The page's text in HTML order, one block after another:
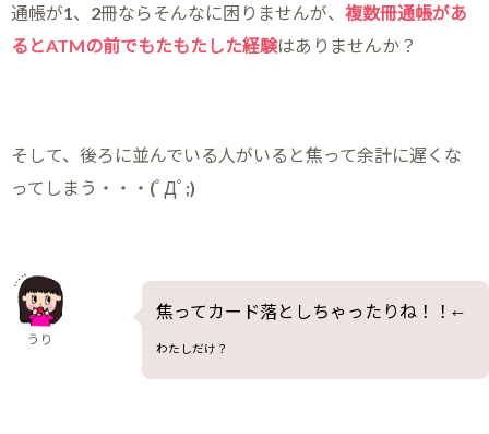
通帳が1、2冊ならそんなに困りませんが、 複数冊通帳があ
るとATMの前でもたもたした経験はありませんか？
そして、後ろに並んでいる人がいると焦って余計に遅くな
ってしまう・・・(ﾟДﾟ;)
焦ってカード落としちゃったりね！！ ←
わたしだけ？
うり